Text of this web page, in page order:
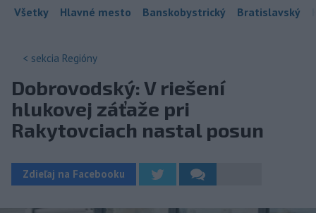
Všetky Hlavné mesto Banskobystrický Bratislavský
< sekcia Regióny
Dobrovodský: V riešení
hlukovej záťaže pri
Rakytovciach nastal posun
Zdieľaj na Facebooku